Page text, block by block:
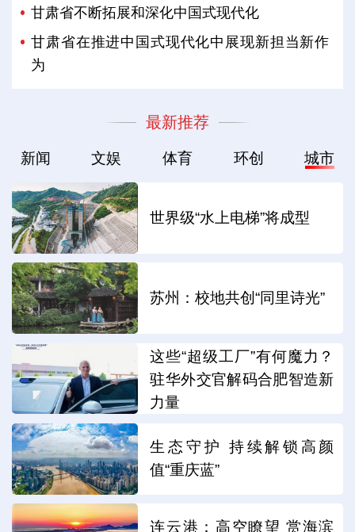
甘肃省不断拓展和深化中国式现代化
甘肃省在推进中国式现代化中展现新担当新作
为
最新推荐
新闻 文娱 体育 环创 城市
世界级“水上电梯”将成型
苏州：校地共创“同里诗光”
这些“超级工厂”有何魔力？
驻华外交官解码合肥智造新
力量
生态守护 持续解锁高颜
值“重庆蓝”
连云港：高空瞭望 赏海滨